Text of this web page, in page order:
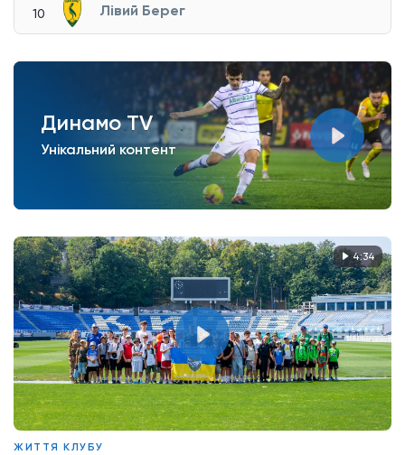
10 Лівий Берег
Динамо TV
Унікальний контент
4:34
ЖИТТЯ КЛУБУ